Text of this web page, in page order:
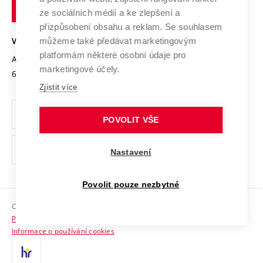
Open Science
Projekty
Projekty ze strukturálních fondů
Specifický výzkum
Mezinárodní dohody
Univerzitní sítě
Podnikavá univerzita / ContriBUTe
Bezpečná univerzita
Vyznamenání
Organizační struktura
Ochrana osobních údajů
odkaz)
Sociální bezpečí
HR Award
Kontakty
technické
Brně
VYSOKÉ UČENÍ TECHNICKÉ V BRNĚ
Antonínská 548/1
602 00 Brno
www.vut.cz
vut@vutbr.cz
Copyright © 2026 VUT
Prohlášení o přístupnosti
Informace o používání cookies
ze sociálních médií a ke zlepšení a
přizpůsobení obsahu a reklam. Se souhlasem
můžeme také předávat marketingovým
platformám některé osobní údaje pro
marketingové účely.
Zjistit více
POVOLIT VŠE
Nastavení
Povolit pouze nezbytné